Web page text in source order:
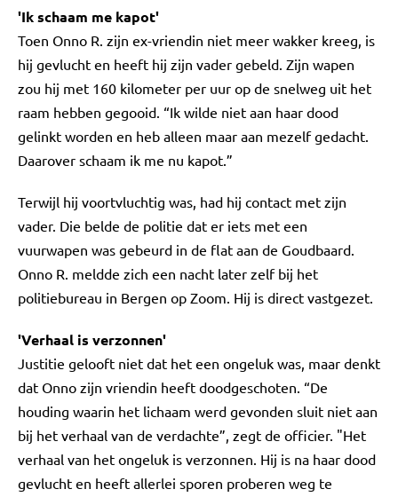
'Ik schaam me kapot'
Toen Onno R. zijn ex-vriendin niet meer wakker kreeg, is
hij gevlucht en heeft hij zijn vader gebeld. Zijn wapen
zou hij met 160 kilometer per uur op de snelweg uit het
raam hebben gegooid. “Ik wilde niet aan haar dood
gelinkt worden en heb alleen maar aan mezelf gedacht.
Daarover schaam ik me nu kapot.”
Terwijl hij voortvluchtig was, had hij contact met zijn
vader. Die belde de politie dat er iets met een
vuurwapen was gebeurd in de flat aan de Goudbaard.
Onno R. meldde zich een nacht later zelf bij het
politiebureau in Bergen op Zoom. Hij is direct vastgezet.
'Verhaal is verzonnen'
Justitie gelooft niet dat het een ongeluk was, maar denkt
dat Onno zijn vriendin heeft doodgeschoten. “De
houding waarin het lichaam werd gevonden sluit niet aan
bij het verhaal van de verdachte”, zegt de officier. "Het
verhaal van het ongeluk is verzonnen. Hij is na haar dood
gevlucht en heeft allerlei sporen proberen weg te